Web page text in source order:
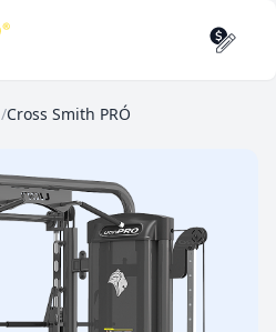
/Cross Smith PRÓ